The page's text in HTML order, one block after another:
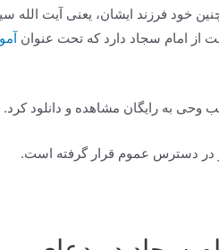
است. همچنین خود فرزند ایشان، یعنی آیت الله
از امام سجاد دارد که تحت عنوان
به رایگان مشاهده و دانلود کرد.
در دسترس عموم قرار گرفته است.